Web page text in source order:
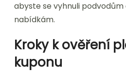
abyste se vyhnuli
nabídkám.
Kroky k ověření
kuponu